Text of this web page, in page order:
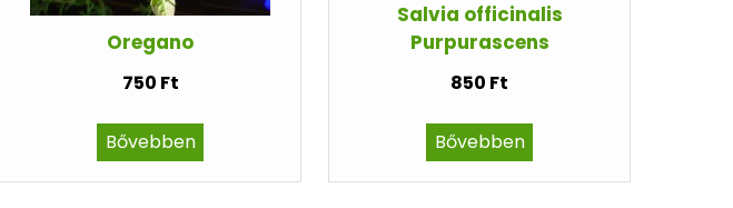
Oregano
750 Ft
Bővebben
Salvia officinalis
Purpurascens
850 Ft
Bővebben